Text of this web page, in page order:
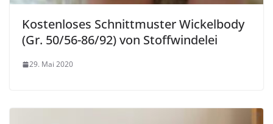
Kostenloses Schnittmuster Wickelbody
(Gr. 50/56-86/92) von Stoffwindelei
29. Mai 2020